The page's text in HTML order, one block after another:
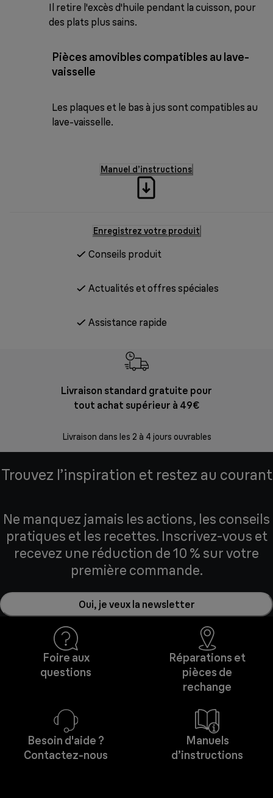
Il retire l'excès d'huile pendant la cuisson, pour
des plats plus sains.
Pièces amovibles compatibles au lave-
vaisselle
Les plaques et le bas à jus sont compatibles au
lave-vaisselle.
Manuel d’instructions
Enregistrez votre produit
Conseils produit
Actualités et offres spéciales
Assistance rapide
Livraison standard gratuite pour
tout achat supérieur à 49€
Livraison dans les 2 à 4 jours ouvrables
Trouvez l’inspiration et restez au courant
Ne manquez jamais les actions, les conseils
pratiques et les recettes. Inscrivez-vous et
recevez une réduction de 10 % sur votre
première commande.
Oui, je veux la newsletter
Foire aux
questions
Réparations et
pièces de
rechange
Besoin d'aide ?
Contactez-nous
Manuels
d’instructions